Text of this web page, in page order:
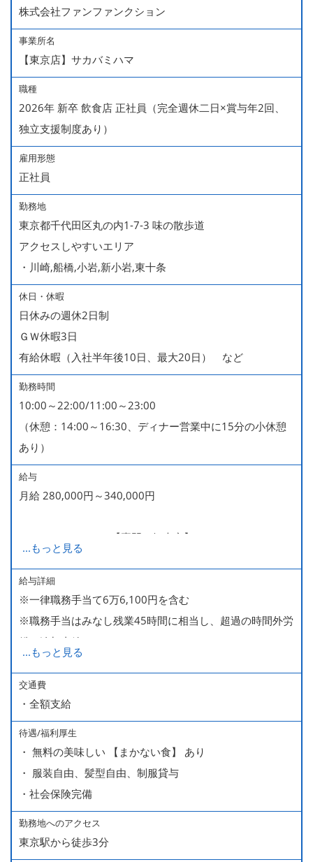
株式会社ファンファンクション
事業所名
【東京店】サカバミハマ
職種
2026年 新卒 飲食店 正社員（完全週休二日×賞与年2回、
独立支援制度あり）
雇用形態
正社員
勤務地
東京都千代田区丸の内1-7-3 味の散歩道
アクセスしやすいエリア
・川崎,船橋,小岩,新小岩,東十条
休日・休暇
日休みの週休2日制
ＧＷ休暇3日
有給休暇（入社半年後10日、最大20日） など
勤務時間
10:00～22:00/11:00～23:00
（休憩：14:00～16:30、ディナー営業中に15分の小休憩
あり）
給与
月給 280,000円～340,000円
280,000～340,000【専門・短大卒】
285,000～340,000【大卒】
※ 入社半年経過した後は、[月10日休みの月給34万円] の
働き方も選ぶことができます。
詳細はご面談時にご案内いたします。
...もっと見る
給与詳細
※一律職務手当て6万6,100円を含む
※職務手当はみなし残業45時間に相当し、超過の時間外労
働は追加支給
■昇給（随時）
■賞与年2回（夏・冬）
■売上インセンティブ
■役職手当
...もっと見る
交通費
・全額支給
待遇/福利厚生
・ 無料の美味しい 【まかない食】 あり
・ 服装自由、髪型自由、制服貸与
・社会保険完備
勤務地へのアクセス
東京駅から徒歩3分